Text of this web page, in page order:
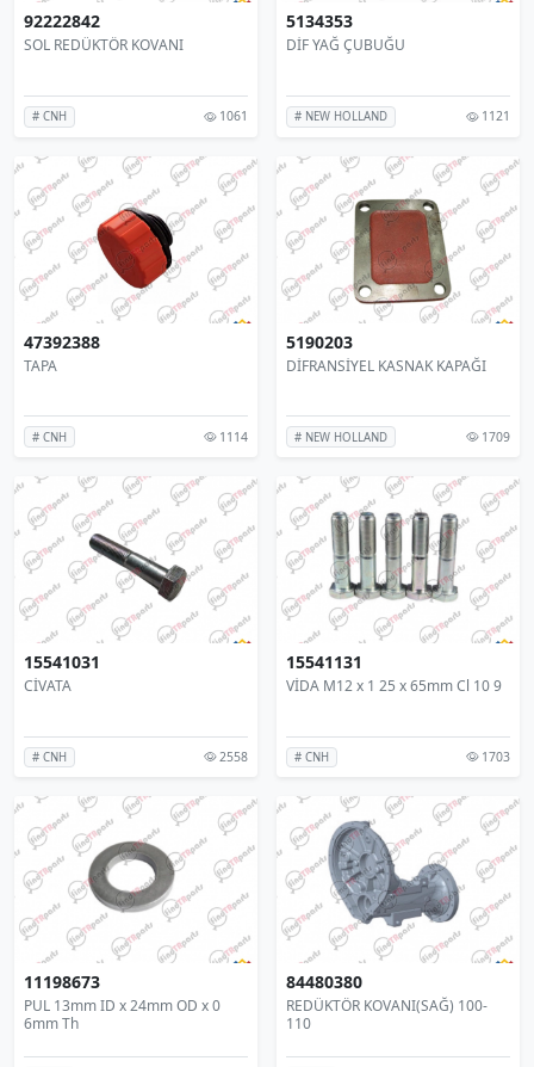
92222842
SOL REDÜKTÖR KOVANI
# CNH 1061
5134353
DİF YAĞ ÇUBUĞU
# NEW HOLLAND 1121
47392388
TAPA
# CNH 1114
5190203
DİFRANSİYEL KASNAK KAPAĞI
# NEW HOLLAND 1709
15541031
CİVATA
# CNH 2558
15541131
VİDA M12 x 1 25 x 65mm Cl 10 9
# CNH 1703
11198673
PUL 13mm ID x 24mm OD x 0
6mm Th
84480380
REDÜKTÖR KOVANI(SAĞ) 100-
110